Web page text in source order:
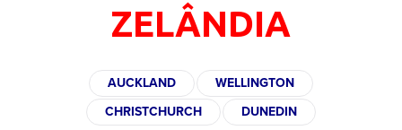
ZELÂNDIA
AUCKLAND
WELLINGTON
CHRISTCHURCH
DUNEDIN